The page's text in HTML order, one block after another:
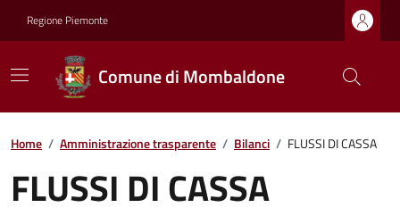
Regione Piemonte
Comune di Mombaldone
Home / Amministrazione trasparente / Bilanci / FLUSSI DI CASSA
FLUSSI DI CASSA